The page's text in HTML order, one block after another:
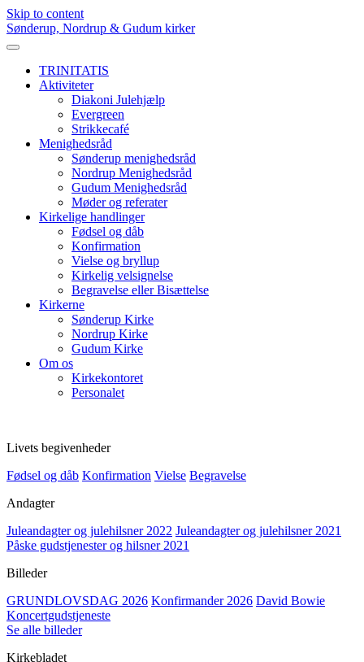
Skip to content
Sønderup, Nordrup & Gudum kirker
TRINITATIS
Aktiviteter
Diakoni Julehjælp
Evergreen
Strikkecafé
Menighedsråd
Sønderup menighedsråd
Nordrup Menighedsråd
Gudum Menighedsråd
Møder og referater
Kirkelige handlinger
Fødsel og dåb
Konfirmation
Vielse og bryllup
Kirkelig velsignelse
Begravelse eller Bisættelse
Kirkerne
Sønderup Kirke
Nordrup Kirke
Gudum Kirke
Om os
Kirkekontoret
Personalet
Livets begivenheder
Fødsel og dåb Konfirmation Vielse Begravelse
Andagter
Juleandagter og julehilsner 2022 Juleandagter og julehilsner 2021
Påske gudstjenester og hilsner 2021
Billeder
GRUNDLOVSDAG 2026 Konfirmander 2026 David Bowie
Koncertgudstjeneste
Se alle billeder
Kirkebladet